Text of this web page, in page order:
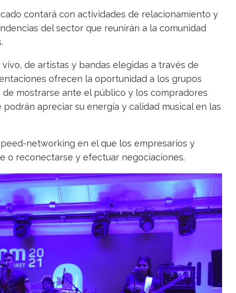
contará con actividades de relacionamiento y
del sector que reunirán a la comunidad
de artistas y bandas elegidas a través de
ofrecen la oportunidad a los grupos
mostrarse ante el público y los compradores
apreciar su energía y calidad musical en las
networking en el que los empresarios y
o reconectarse y efectuar negociaciones.